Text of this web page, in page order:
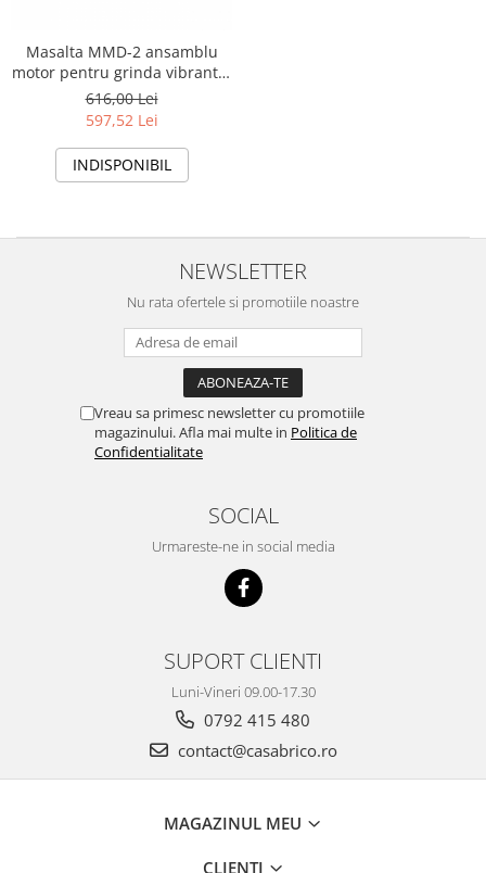
Masalta MMD-2 ansamblu
motor pentru grinda vibranta,
Kasei, benzina, 0.8kW
616,00 Lei
597,52 Lei
INDISPONIBIL
NEWSLETTER
Nu rata ofertele si promotiile noastre
Vreau sa primesc newsletter cu promotiile
magazinului. Afla mai multe in Politica de
Confidentialitate
SOCIAL
Urmareste-ne in social media
SUPORT CLIENTI
Luni-Vineri 09.00-17.30
0792 415 480
contact@casabrico.ro
MAGAZINUL MEU
CLIENTI